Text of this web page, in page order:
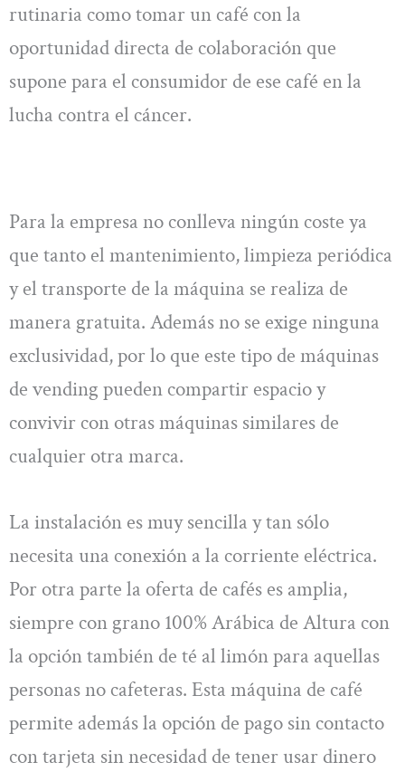
rutinaria como tomar un café con la
oportunidad directa de colaboración que
supone para el consumidor de ese café en la
lucha contra el cáncer.
Para la empresa no conlleva ningún coste ya
que tanto el mantenimiento, limpieza periódica
y el transporte de la máquina se realiza de
manera gratuita. Además no se exige ninguna
exclusividad, por lo que este tipo de máquinas
de vending pueden compartir espacio y
convivir con otras máquinas similares de
cualquier otra marca.
La instalación es muy sencilla y tan sólo
necesita una conexión a la corriente eléctrica.
Por otra parte la oferta de cafés es amplia,
siempre con grano 100% Arábica de Altura con
la opción también de té al limón para aquellas
personas no cafeteras. Esta máquina de café
permite además la opción de pago sin contacto
con tarjeta sin necesidad de tener usar dinero